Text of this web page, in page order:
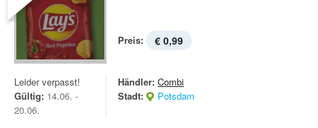
Preis: € 0,99
Leider verpasst!
Gültig: 14.06. -
20.06.
Händler: Combi
Stadt:
Potsdam